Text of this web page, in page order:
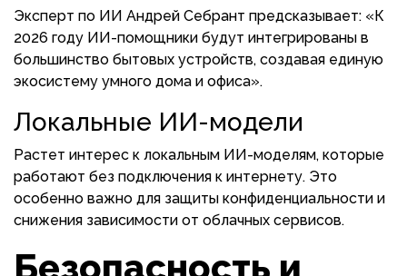
Эксперт по ИИ Андрей Себрант предсказывает: «К
2026 году ИИ-помощники будут интегрированы в
большинство бытовых устройств, создавая единую
экосистему умного дома и офиса».
Локальные ИИ-модели
Растет интерес к локальным ИИ-моделям, которые
работают без подключения к интернету. Это
особенно важно для защиты конфиденциальности и
снижения зависимости от облачных сервисов.